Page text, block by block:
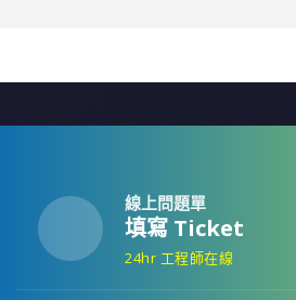
線上問題單
填寫 Ticket
24hr 工程師在線